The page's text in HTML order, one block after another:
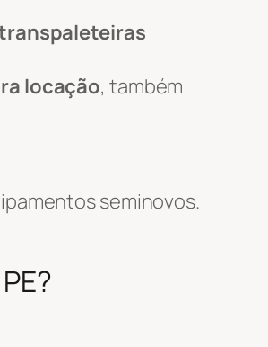
locação, também
seminovos.